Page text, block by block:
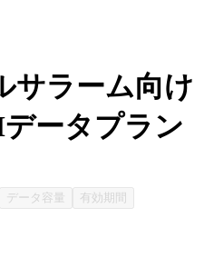
サラーム向け
データプラン
データ容量 有効期間